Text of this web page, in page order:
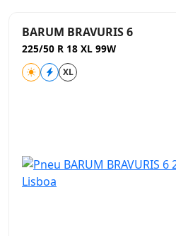
BARUM BRAVURIS 6
225/50 R 18 XL 99W
XL